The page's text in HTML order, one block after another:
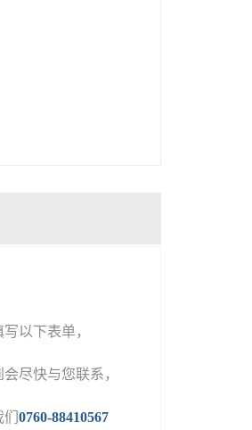
以下表单，
尽快与您联系，
们0760-88410567